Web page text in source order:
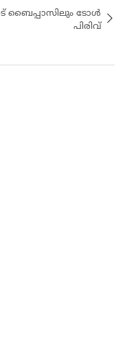
ബൈപ്പാസിലും ടോൾ
പിരിവ്